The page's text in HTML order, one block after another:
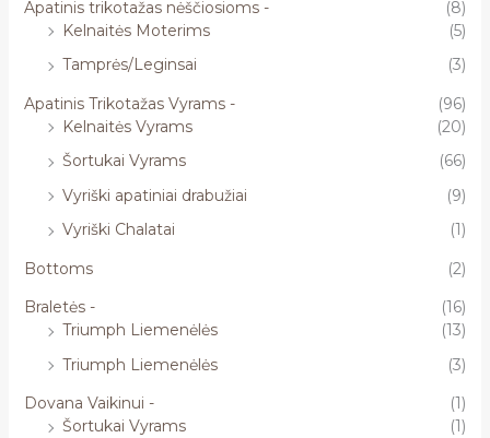
Apatinis trikotažas nėščiosioms -
(8)
Kelnaitės Moterims
(5)
Tamprės/Leginsai
(3)
Apatinis Trikotažas Vyrams -
(96)
Kelnaitės Vyrams
(20)
Šortukai Vyrams
(66)
Vyriški apatiniai drabužiai
(9)
Vyriški Chalatai
(1)
Bottoms
(2)
Braletės -
(16)
Triumph Liemenėlės
(13)
Triumph Liemenėlės
(3)
Dovana Vaikinui -
(1)
Šortukai Vyrams
(1)